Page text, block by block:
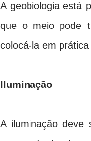
A geobiologia está
que o meio pode
colocá-la em
Iluminação
A iluminação